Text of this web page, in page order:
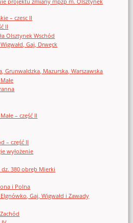
– czesc II
II
Olsztynek Wschód
Gaj, Drwęck
Grunwaldzka, Mazurska, Warszawska
– część II
– część II
wyłożenie
380 obręb Mierki
i Polna
Gaj, Wigwałd i Zawady